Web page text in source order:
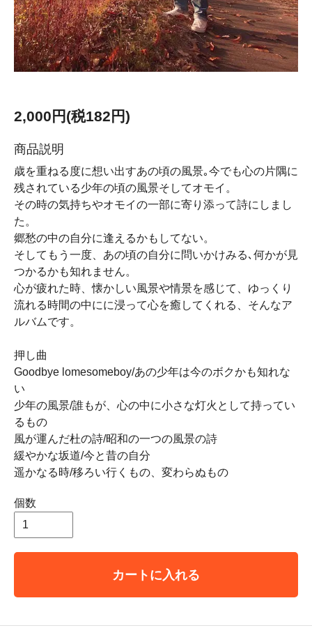
2,000円(税182円)
商品説明
歳を重ねる度に想い出すあの頃の風景｡今でも心の片隅に
残されている少年の頃の風景そしてオモイ。
その時の気持ちやオモイの一部に寄り添って詩にしまし
た。
郷愁の中の自分に逢えるかもしてない。
そしてもう一度、あの頃の自分に問いかけみる､何かが見
つかるかも知れません。
心が疲れた時、懐かしい風景や情景を感じて、ゆっくり
流れる時間の中にに浸って心を癒してくれる、そんなア
ルバムです。
押し曲
Goodbye lomesomeboy/あの少年は今のボクかも知れな
い
少年の風景/誰もが、心の中に小さな灯火として持ってい
るもの
風が運んだ杜の詩/昭和の一つの風景の詩
緩やかな坂道/今と昔の自分
遥かなる時/移ろい行くもの、変わらぬもの
個数
カートに入れる